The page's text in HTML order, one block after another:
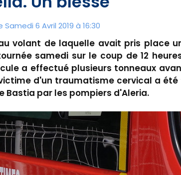
Samedi 6 Avril 2019 à 16:30
volant de laquelle avait pris place
samedi sur le coup de 12
a effectué plusieurs tonneaux
d'un traumatisme cervical a
Bastia par les pompiers d'Aleria.